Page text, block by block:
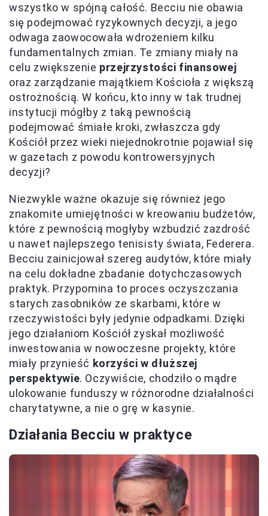
wszystko w spójną całość. Becciu nie obawia
się podejmować ryzykownych decyzji, a jego
odwaga zaowocowała wdrożeniem kilku
fundamentalnych zmian. Te zmiany miały na
celu zwiększenie przejrzystości finansowej
oraz zarządzanie majątkiem Kościoła z większą
ostrożnością. W końcu, kto inny w tak trudnej
instytucji mógłby z taką pewnością
podejmować śmiałe kroki, zwłaszcza gdy
Kościół przez wieki niejednokrotnie pojawiał się
w gazetach z powodu kontrowersyjnych
decyzji?
Niezwykle ważne okazuje się również jego
znakomite umiejętności w kreowaniu budżetów,
które z pewnością mogłyby wzbudzić zazdrość
u nawet najlepszego tenisisty świata, Federera.
Becciu zainicjował szereg audytów, które miały
na celu dokładne zbadanie dotychczasowych
praktyk. Przypomina to proces oczyszczania
starych zasobników ze skarbami, które w
rzeczywistości były jedynie odpadkami. Dzięki
jego działaniom Kościół zyskał możliwość
inwestowania w nowoczesne projekty, które
miały przynieść korzyści w dłuższej
perspektywie. Oczywiście, chodziło o mądre
ulokowanie funduszy w różnorodne działalności
charytatywne, a nie o grę w kasynie.
Działania Becciu w praktyce